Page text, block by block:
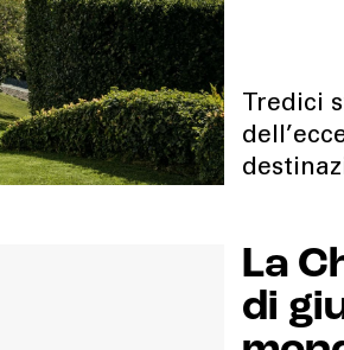
Tredici
La
di